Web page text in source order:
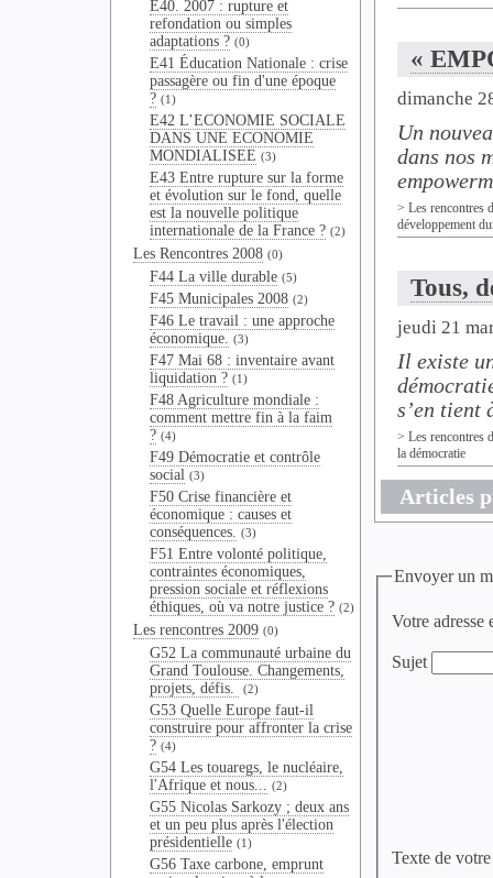
E40. 2007 : rupture et
refondation ou simples
adaptations ? (0)
E41 Éducation Nationale : crise
passagère ou fin d'une époque
? (1)
E42 L’ECONOMIE SOCIALE
DANS UNE ECONOMIE
MONDIALISEE (3)
E43 Entre rupture sur la forme
et évolution sur le fond, quelle
est la nouvelle politique
internationale de la France ? (2)
Les Rencontres 2008 (0)
F44 La ville durable (5)
F45 Municipales 2008 (2)
F46 Le travail : une approche
économique. (3)
F47 Mai 68 : inventaire avant
liquidation ? (1)
F48 Agriculture mondiale :
comment mettre fin à la faim
? (4)
F49 Démocratie et contrôle
social (3)
F50 Crise financière et
économique : causes et
conséquences. (3)
F51 Entre volonté politique,
contraintes économiques,
pression sociale et réflexions
éthiques, où va notre justice ? (2)
Les rencontres 2009 (0)
G52 La communauté urbaine du
Grand Toulouse. Changements,
projets, défis.
(2)
G53 Quelle Europe faut-il
construire pour affronter la crise
? (4)
G54 Les touaregs, le nucléaire,
l'Afrique et nous... (2)
G55 Nicolas Sarkozy ; deux ans
et un peu plus après l'élection
présidentielle (1)
G56 Taxe carbone, emprunt
«
dimanche
Un
dans nos
> Les rencontres
développement
Tous,
jeudi 21
Il existe
s’en tient
> Les rencontres
la démocratie
Articles
Envoyer un
Votre adresse
Sujet
Texte de votre